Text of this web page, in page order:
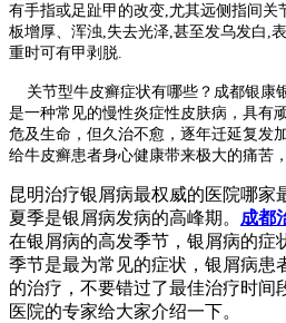
有手指或足趾甲的改变,尤其远侧指间关
板增厚、浑浊,失去光泽,甚至发乌发白,
重时可有甲剥脱.
关节型牛皮癣症状有哪些？成都银康
是一种常见的慢性炎症性皮肤病，具有
危及生命，但久治不愈，逐年迁延复发
给牛皮癣患者身心健康带来极大的痛苦
昆明治疗银屑病最权威的医院哪家
夏季是银屑病发病的高峰期。 成都
在银屑病的高发季节，银屑病的症
季节是最为常见的症状，银屑病患
的治疗，不要错过了最佳治疗时间
医院的专家给大家介绍一下。